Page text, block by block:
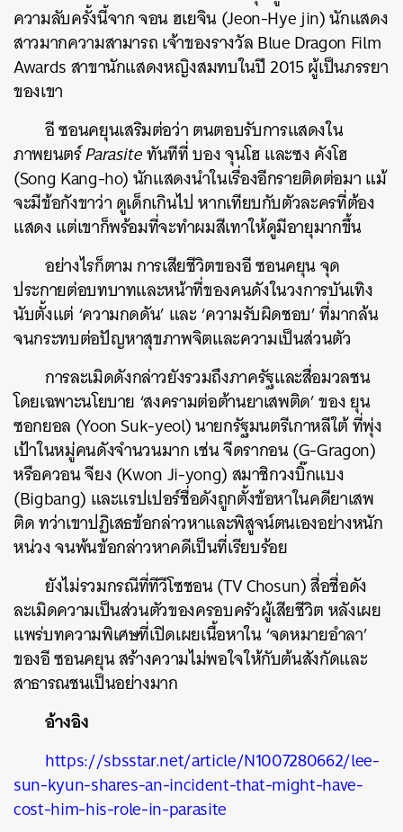
ความลับครั้งนี้จาก จอน ฮเยจิน (Jeon-Hye jin) นักแสดง
สาวมากความสามารถ เจ้าของรางวัลBlue Dragon Film
Awards สาขานักแสดงหญิงสมทบในปี 2015 ผู้เป็นภรรยา
ของเขา
อี ซอนคยุนเสริมต่อว่า ตนตอบรับการแสดงใน
ภาพยนตร์Parasiteทันทีที่ บอง จุนโฮ และซง คังโฮ
(Song Kang-ho) นักแสดงนำในเรื่องอีกรายติดต่อมา แม้
จะมีข้อกังขาว่า ดูเด็กเกินไป หากเทียบกับตัวละครที่ต้อง
แสดง แต่เขาก็พร้อมที่จะทำผมสีเทาให้ดูมีอายุมากขึ้น
อย่างไรก็ตาม การเสียชีวิตของอี ซอนคยุน จุด
ประกายต่อบทบาทและหน้าที่ของคนดังในวงการบันเทิง
นับตั้งแต่ ‘ความกดดัน’ และ ‘ความรับผิดชอบ’ ที่มากล้น
จนกระทบต่อปัญหาสุขภาพจิตและความเป็นส่วนตัว
การละเมิดดังกล่าวยังรวมถึงภาครัฐและสื่อมวลชน
โดยเฉพาะนโยบาย ‘สงครามต่อต้านยาเสพติด’ ของ ยุน
ซอกยอล (Yoon Suk-yeol) นายกรัฐมนตรีเกาหลีใต้ ที่พุ่ง
เป้าในหมู่คนดังจำนวนมาก เช่น จีดรากอน (G-Gragon)
หรือควอน จียง (Kwon Ji-yong) สมาชิกวงบิ๊กแบง
(Bigbang) และแรปเปอร์ชื่อดังถูกตั้งข้อหาในคดียาเสพ
ติด ทว่าเขาปฏิเสธข้อกล่าวหาและพิสูจน์ตนเองอย่างหนัก
หน่วง จนพ้นข้อกล่าวหาคดีเป็นที่เรียบร้อย
ยังไม่รวมกรณีที่ทีวีโซชอน (TV Chosun) สื่อชื่อดัง
ละเมิดความเป็นส่วนตัวของครอบครัวผู้เสียชีวิต หลังเผย
แพร่บทความพิเศษที่เปิดเผยเนื้อหาใน ‘จดหมายอำลา’
ของอี ซอนคยุน สร้างความไม่พอใจให้กับต้นสังกัดและ
สาธารณชนเป็นอย่างมาก
อ้างอิง
https://sbsstar.net/article/N1007280662/lee-
sun-kyun-shares-an-incident-that-might-have-
cost-him-his-role-in-parasite
ค้นหา
SHARE TWEET LINE EMAIL